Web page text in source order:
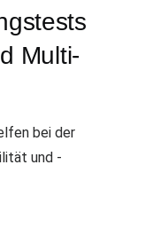
Multi-
bei der
und -